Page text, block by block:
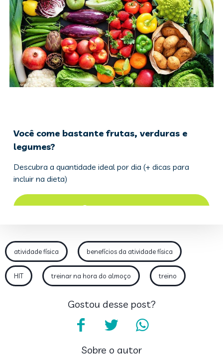
atividade física benefícios da atividade física
HIT treinar na hora do almoço treino
Gostou desse post?
Sobre o autor